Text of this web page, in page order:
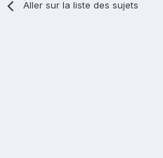
Aller sur la liste des sujets